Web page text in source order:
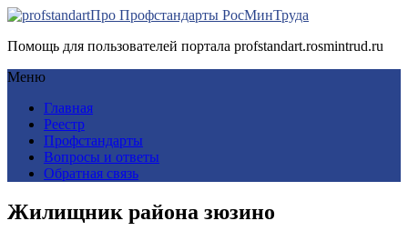
Про Профстандарты РосМинТруда
Помощь для пользователей портала profstandart.rosmintrud.ru
Меню
Главная
Реестр
Профстандарты
Вопросы и ответы
Обратная связь
Жилищник района зюзино